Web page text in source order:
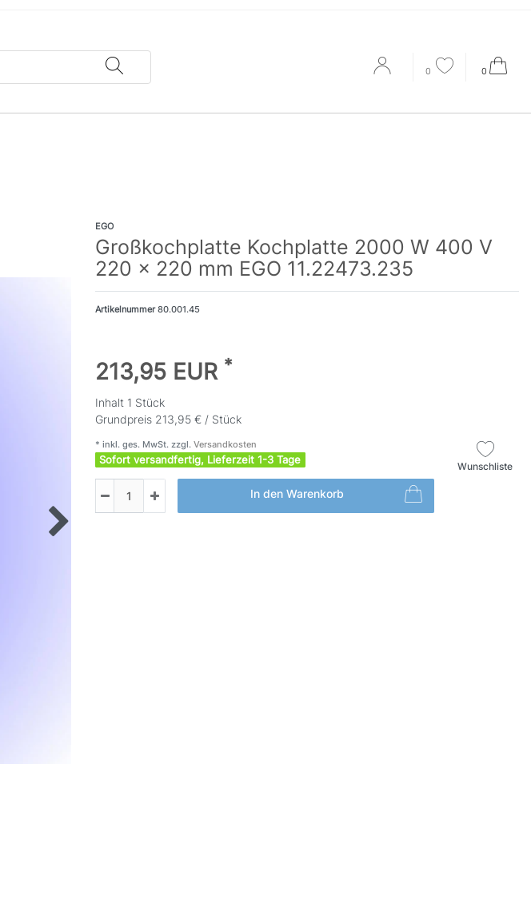
0 0
EGO
Großkochplatte Kochplatte 2000 W 400 V
220 x 220 mm EGO 11.22473.235
Artikelnummer80.001.45
213,95 EUR *
Inhalt 1 Stück
Grundpreis 213,95 € / Stück
* inkl. ges. MwSt. zzgl. Versandkosten
Sofort versandfertig, Lieferzeit 1-3 Tage
In den Warenkorb
Wunschliste